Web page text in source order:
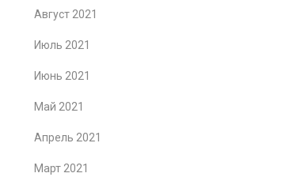
Август 2021
Июль 2021
Июнь 2021
Май 2021
Апрель 2021
Март 2021